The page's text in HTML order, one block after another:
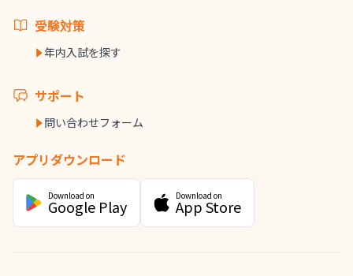
受験対策
年内入試を探す
サポート
問い合わせフォーム
アプリダウンロード
Download on
Google Play
Download on
App Store